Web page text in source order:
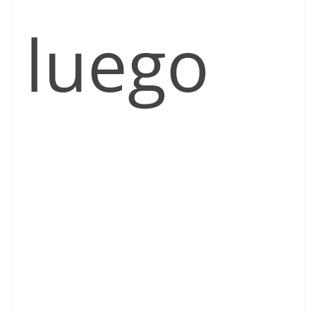
luego